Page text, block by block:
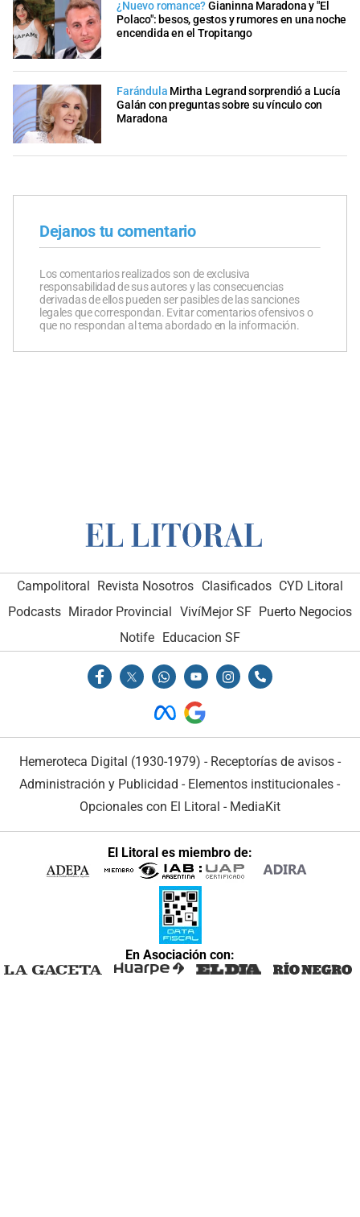
¿Nuevo romance?Gianinna Maradona y "El
Polaco": besos, gestos y rumores en una noche
encendida en el Tropitango
Farándula Mirtha Legrand sorprendió a Lucía
Galán con preguntas sobre su vínculo con
Maradona
Dejanos tu comentario
Los comentarios realizados son de exclusiva
responsabilidad de sus autores y las consecuencias
derivadas de ellos pueden ser pasibles de las sanciones
legales que correspondan. Evitar comentarios ofensivos o
que no respondan al tema abordado en la información.
Campolitoral Revista Nosotros Clasificados CYD Litoral
Podcasts Mirador Provincial VivíMejor SF Puerto Negocios
Notife Educacion SF
Hemeroteca Digital (1930-1979) - Receptorías de avisos -
Administración y Publicidad - Elementos institucionales -
Opcionales con El Litoral - MediaKit
El Litoral es miembro de:
En Asociación con: